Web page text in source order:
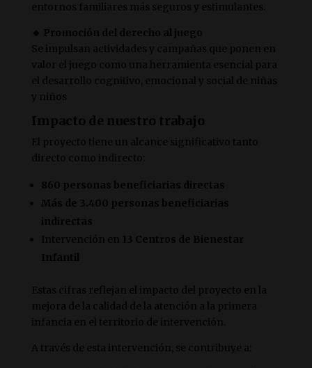
entornos familiares más seguros y estimulantes.
🔹 Promoción del derecho al juego
Se impulsan actividades y campañas que ponen en
valor el juego como una herramienta esencial para
el desarrollo cognitivo, emocional y social de niñas
y niños
Impacto de nuestro trabajo
El proyecto tiene un alcance significativo tanto
directo como indirecto:
860 personas beneficiarias directas
Más de 3.400 personas beneficiarias
indirectas
Intervención en 13 Centros de Bienestar
Infantil
Estas cifras reflejan el impacto del proyecto en la
mejora de la calidad de la atención a la primera
infancia en el territorio de intervención.
A través de esta intervención, se contribuye a: